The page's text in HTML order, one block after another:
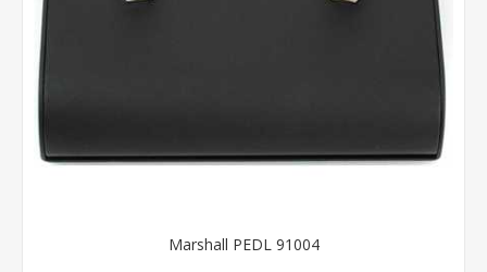
Marshall PEDL 91004